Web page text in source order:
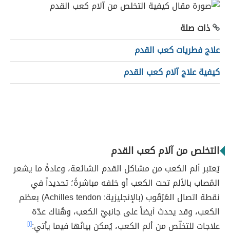
ذات صلة
علاج فطريات كعب القدم
كيفية علاج آلام كعب القدم
التخلص من آلام كعب القدم
يُعتبر ألم الكعب من مشاكل القدم الشائعة، وعادةً ما يشعر
المُصاب بالألم تحت الكعب أو خلفه مباشرةً؛ تحديداً في
نقطة اتصال العُرْقُوب (بالإنجليزية: Achilles tendon) بعظم
الكعب، وقد يحدث أيضاً على جانبيّ الكعب، وهُناك عدّة
علاجات للتخلّص من ألم الكعب، يُمكن بيانُها فيما يأتي:[١]